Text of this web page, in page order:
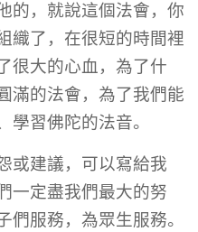
的，就說這個法會，你
織了，在很短的時間裡
很大的心血，為了什
滿的法會，為了我們能
學習佛陀的法音。
或建議，可以寫給我
一定盡我們最大的努
們服務，為眾生服務。